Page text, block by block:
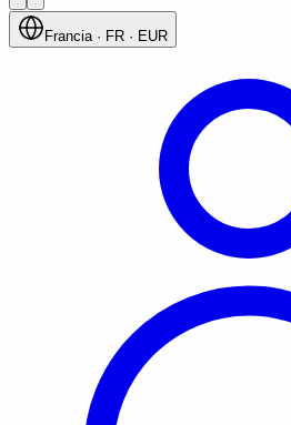
Francia· FR · EUR